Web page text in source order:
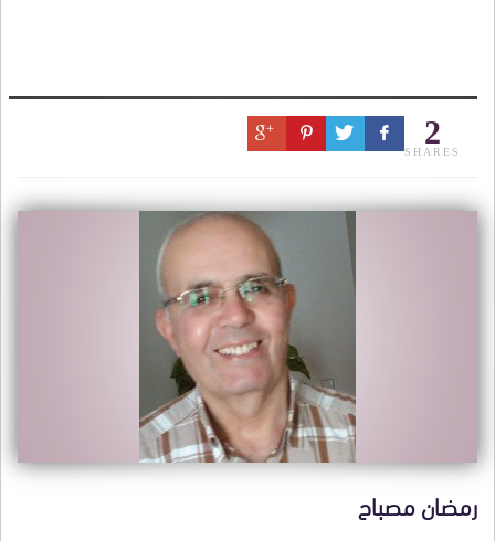
2
SHARES
رمضان مصباح